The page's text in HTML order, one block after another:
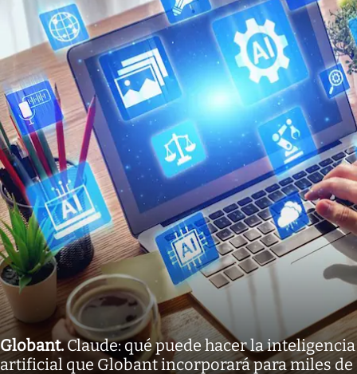
Globant.Claude: qué puede hacer la inteligencia
artificial que Globant incorporará para miles de